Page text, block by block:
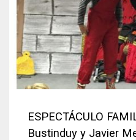
ESPECTÁCULO
Bustinduy y Javier